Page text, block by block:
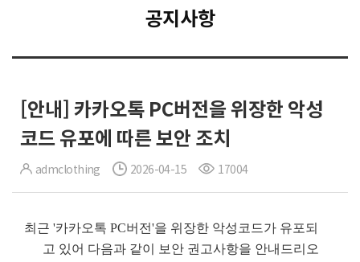
공지사항
[안내] 카카오톡 PC버전을 위장한 악성
코드 유포에 따른 보안 조치
admclothing 2026-04-15 17004
최근 '카카오톡 PC버전'을 위장한 악성코드가 유포되
고 있어 다음과 같이 보안 권고사항을 안내드리오